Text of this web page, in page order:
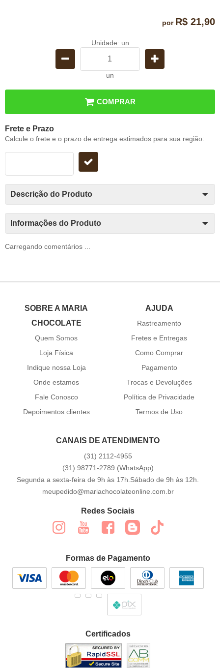
por R$ 21,90
Unidade: un
un
COMPRAR
Frete e Prazo
Calcule o frete e o prazo de entrega estimados para sua região:
Descrição do Produto
Informações do Produto
Carregando comentários ...
SOBRE A MARIA
CHOCOLATE
Quem Somos
Loja Física
Indique nossa Loja
Onde estamos
Fale Conosco
Depoimentos clientes
AJUDA
Rastreamento
Fretes e Entregas
Como Comprar
Pagamento
Trocas e Devoluções
Política de Privacidade
Termos de Uso
CANAIS DE ATENDIMENTO
(31) 2112-4955
(31) 98771-2789 (WhatsApp)
Segunda a sexta-feira de 9h às 17h.Sábado de 9h às 12h.
meupedido@mariachocolateonline.com.br
Redes Sociais
Formas de Pagamento
Certificados